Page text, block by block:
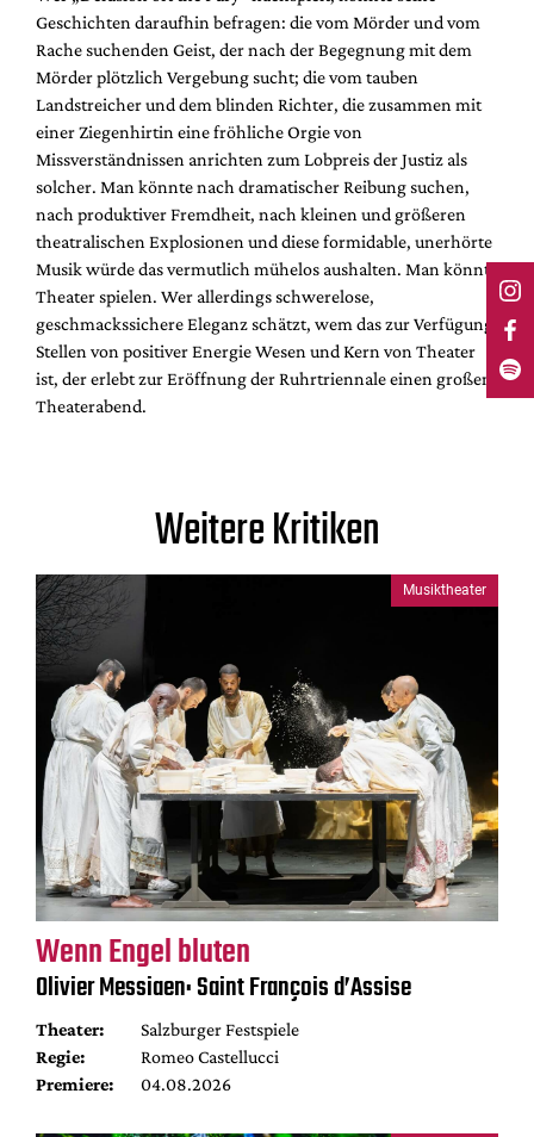
Geschichten daraufhin befragen: die vom Mörder und vom
Rache suchenden Geist, der nach der Begegnung mit dem
Mörder plötzlich Vergebung sucht; die vom tauben
Landstreicher und dem blinden Richter, die zusammen mit
einer Ziegenhirtin eine fröhliche Orgie von
Missverständnissen anrichten zum Lobpreis der Justiz als
solcher. Man könnte nach dramatischer Reibung suchen,
nach produktiver Fremdheit, nach kleinen und größeren
theatralischen Explosionen und diese formidable, unerhörte
Musik würde das vermutlich mühelos aushalten. Man könnte
Theater spielen. Wer allerdings schwerelose,
geschmackssichere Eleganz schätzt, wem das zur Verfügung
Stellen von positiver Energie Wesen und Kern von Theater
ist, der erlebt zur Eröffnung der Ruhrtriennale einen großen
Theaterabend.
Weitere Kritiken
Musiktheater
Wenn Engel bluten
Olivier Messiaen: Saint François d’Assise
Theater:
Salzburger Festspiele
Regie:
Romeo Castellucci
Premiere:
04.08.2026